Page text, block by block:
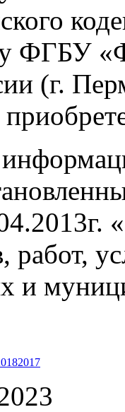
у ФГБУ
(г.
работ,
и
2017